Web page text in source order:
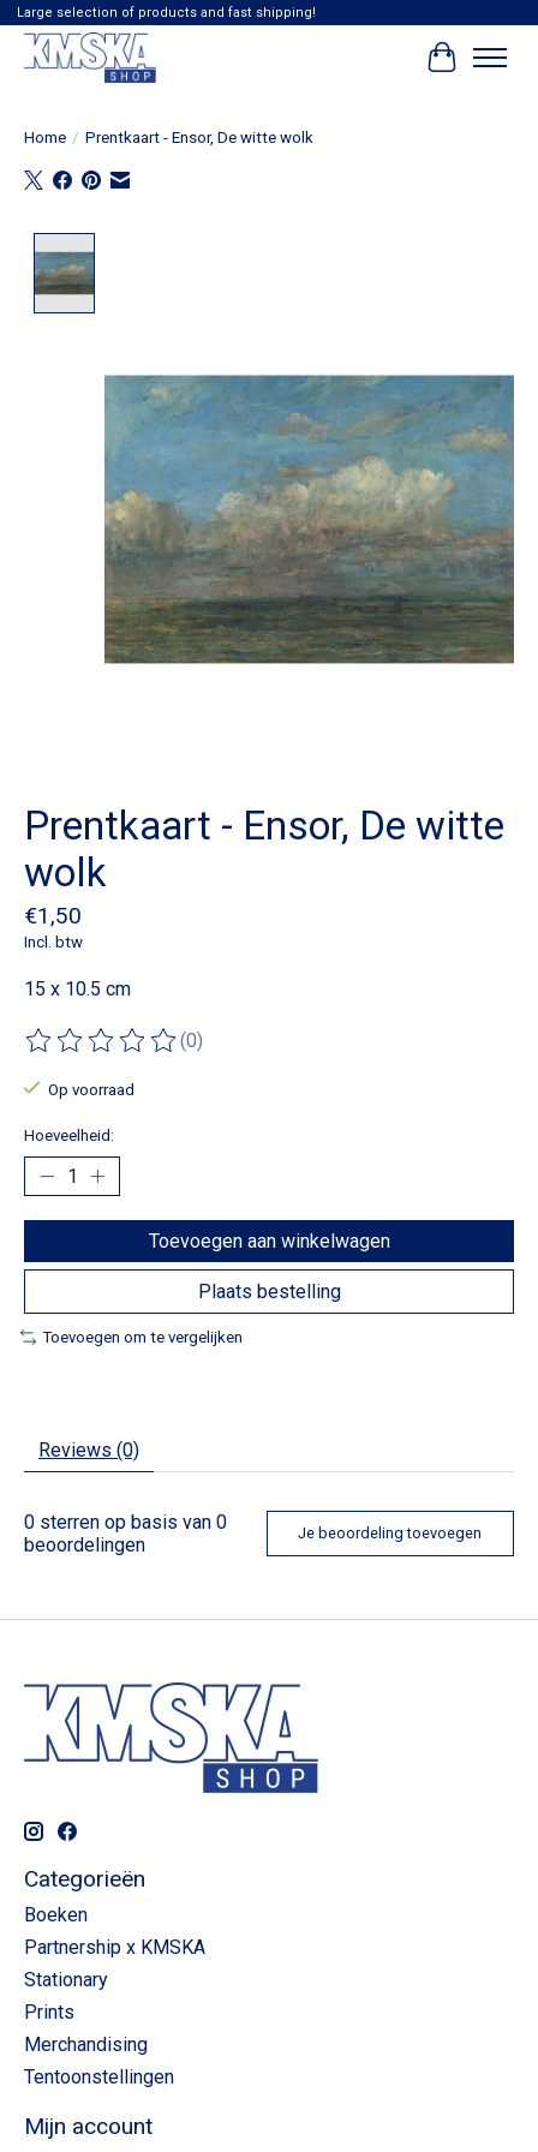
Large selection of products and fast shipping!
Home / Prentkaart - Ensor, De witte wolk
Prentkaart - Ensor, De witte
wolk
€1,50
Incl. btw
15 x 10.5 cm
De beoordeling van dit product is
(0)
Op voorraad
Hoeveelheid:
Toevoegen aan winkelwagen
Plaats bestelling
Toevoegen om te vergelijken
Reviews (0)
0 sterren op basis van 0
beoordelingen
Je beoordeling toevoegen
Categorieën
Boeken
Partnership x KMSKA
Stationary
Prints
Merchandising
Tentoonstellingen
Mijn account